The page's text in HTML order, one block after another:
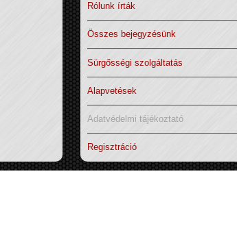
Rólunk írták
Összes bejegyzésünk
Sürgősségi szolgáltatás
Alapvetések
Adatvédelmi tájékoztató
Regisztráció